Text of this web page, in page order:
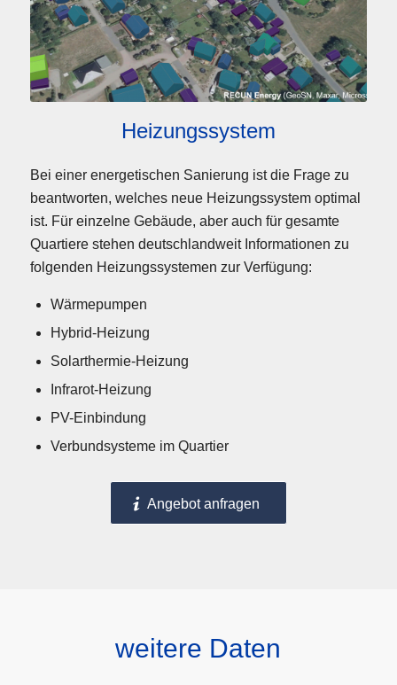
Heizungssystem
Bei einer energetischen Sanierung ist die Frage zu
beantworten, welches neue Heizungssystem optimal
ist. Für einzelne Gebäude, aber auch für gesamte
Quartiere stehen deutschlandweit Informationen zu
folgenden Heizungssystemen zur Verfügung:
Wärmepumpen
Hybrid-Heizung
Solarthermie-Heizung
Infrarot-Heizung
PV-Einbindung
Verbundsysteme im Quartier
Angebot anfragen
weitere Daten